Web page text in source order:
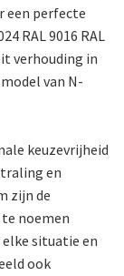
een perfecte
RAL 9016 RAL
verhouding in
van N-
keuzevrijheid
en
zijn de
noemen
elke situatie en
ook